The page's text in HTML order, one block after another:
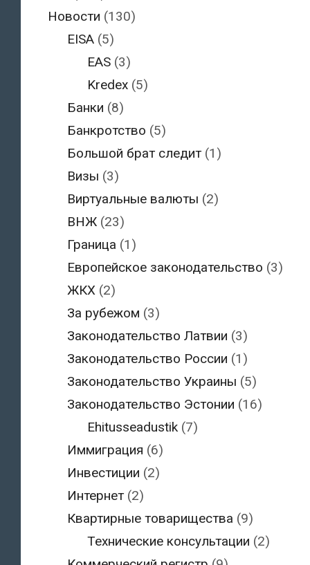
Новости (130)
EISA (5)
EAS(3)
Kredex(5)
Банки (8)
Банкротство (5)
Большой брат следит (1)
Визы (3)
Виртуальные валюты (2)
ВНЖ (23)
Граница (1)
Европейское законодательство (3)
ЖКХ (2)
За рубежом (3)
Законодательство Латвии (3)
Законодательство России (1)
Законодательство Украины (5)
Законодательство Эстонии (16)
Ehitusseadustik(7)
Иммиграция (6)
Инвестиции (2)
Интернет (2)
Квартирные товарищества (9)
Технические консультации (2)